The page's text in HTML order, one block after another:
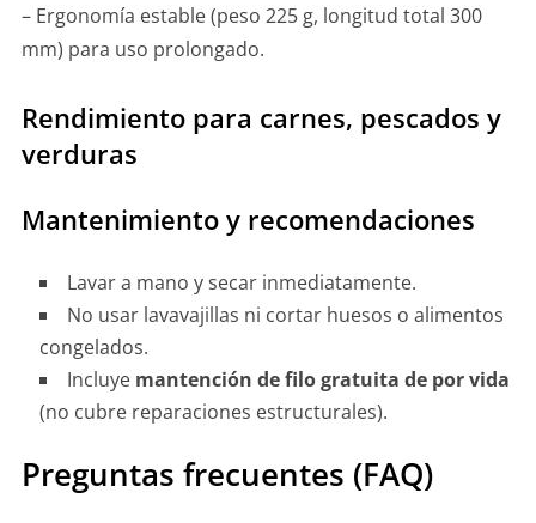
– Ergonomía estable (peso 225 g, longitud total 300
mm) para uso prolongado.
Rendimiento para carnes, pescados y
verduras
Mantenimiento y recomendaciones
Lavar a mano y secar inmediatamente.
No usar lavavajillas ni cortar huesos o alimentos
congelados.
Incluye mantención de filo gratuita de por vida
(no cubre reparaciones estructurales).
Preguntas frecuentes (FAQ)